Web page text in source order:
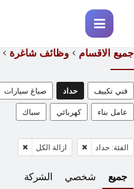
جميع الاقسام وظائف شاغرة
فني تكييف حداد صباغ سيارات
عامل بناء كهربائي سباك
الفئة: حداد ازالة الكل
جميع شخصي الشركة